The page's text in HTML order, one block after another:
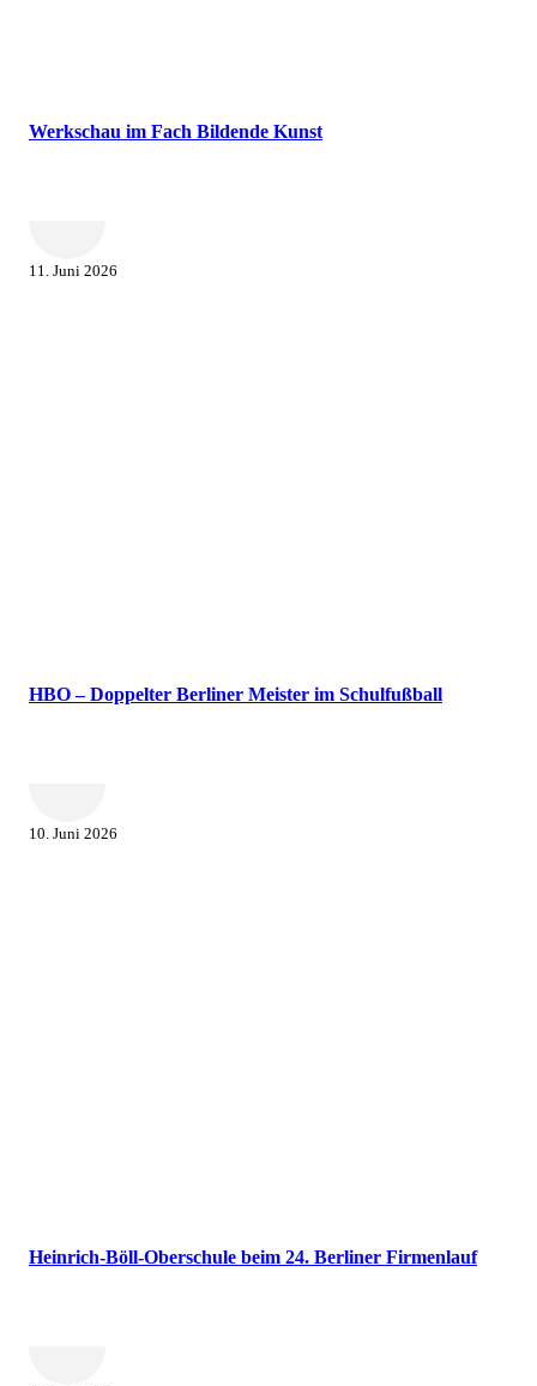
Werkschau im Fach Bildende Kunst
11. Juni 2026
HBO – Doppelter Berliner Meister im Schulfußball
10. Juni 2026
Heinrich-Böll-Oberschule beim 24. Berliner Firmenlauf